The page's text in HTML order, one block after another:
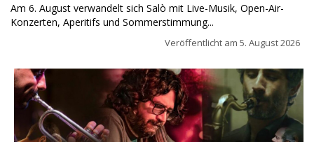
Am 6. August verwandelt sich Salò mit Live-Musik, Open-Air-
Konzerten, Aperitifs und Sommerstimmung...
Veröffentlicht am 5. August 2026